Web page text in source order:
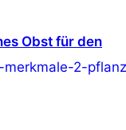
Obst für den